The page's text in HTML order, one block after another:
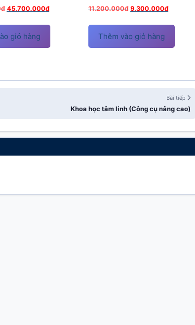
đ Giá
51.800.000đ.
45.700.000đGiá
giỏ hàng
11.200.000đ Giá
11.200.000đ.
9.300.000đGiá
Thêm vào giỏ hàng
Bài tiếp
Khoa học tâm linh (Công cụ nâng cao)